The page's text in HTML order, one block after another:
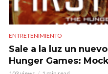
ENTRETENIMIENTO
Sale a la luz un nuevo
Hunger Games: